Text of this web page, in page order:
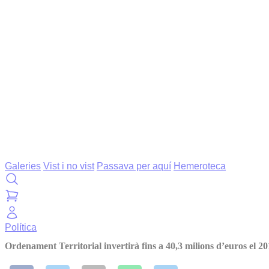
Galeries Vist i no vist Passava per aquí Hemeroteca
Política
Ordenament Territorial invertirà fins a 40,3 milions d’euros el